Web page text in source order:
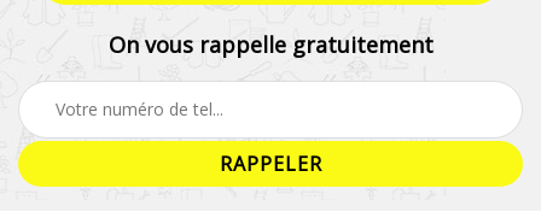
On vous rappelle gratuitement